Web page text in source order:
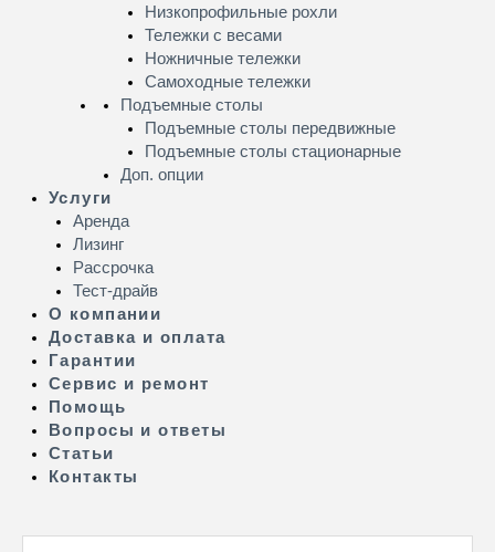
Низкопрофильные рохли
Тележки с весами
Ножничные тележки
Самоходные тележки
Подъемные столы
Подъемные столы передвижные
Подъемные столы стационарные
Доп. опции
Услуги
Аренда
Лизинг
Рассрочка
Тест-драйв
О компании
Доставка и оплата
Гарантии
Сервис и ремонт
Помощь
Вопросы и ответы
Статьи
Контакты